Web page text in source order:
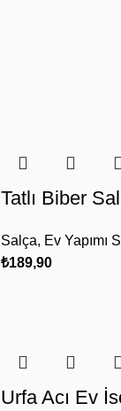
Tatlı Biber
Salça, Ev Yapımı
₺189,90
Urfa Acı Ev